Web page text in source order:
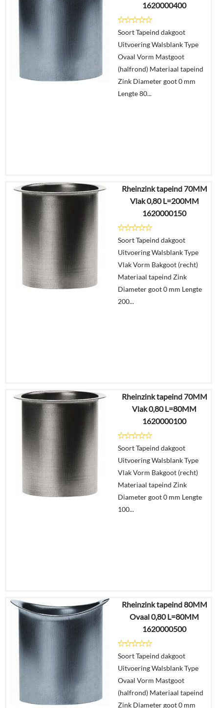
In
winkelmand
1620000400
Soort Tapeind dakgoot
Uitvoering Walsblank Type
Ovaal Vorm Mastgoot
(halfrond) Materiaal tapeind
Zink Diameter goot 0 mm
Lengte 80...
€ 4,71
€2,44
In
winkelmand
Rheinzink tapeind 70MM
Vlak 0,80 L=200MM
1620000150
Soort Tapeind dakgoot
Uitvoering Walsblank Type
Vlak Vorm Bakgoot (recht)
Materiaal tapeind Zink
Diameter goot 0 mm Lengte
200...
€ 7,28
€4,30
In
winkelmand
Rheinzink tapeind 70MM
Vlak 0,80 L=80MM
1620000100
Soort Tapeind dakgoot
Uitvoering Walsblank Type
Vlak Vorm Bakgoot (recht)
Materiaal tapeind Zink
Diameter goot 0 mm Lengte
100...
€4,43
€3,34
In
winkelmand
Rheinzink tapeind 80MM
Ovaal 0,80 L=80MM
1620000500
Soort Tapeind dakgoot
Uitvoering Walsblank Type
Ovaal Vorm Mastgoot
(halfrond) Materiaal tapeind
Zink Diameter goot 0 mm